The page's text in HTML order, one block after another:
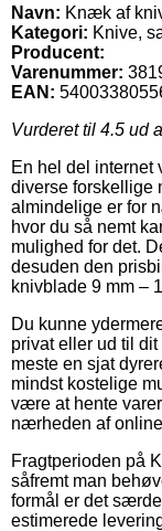
Navn: Knæk af
Kategori: Knive,
Producent:
Varenummer:
EAN:
Vurderet til 4.5 ud
En hel del internet
diverse forskellige
almindelige er for
hvor du så nemt
mulighed for det.
desuden den
knivblade 9 mm –
Du kunne
privat eller ud til
meste en sjat
mindst kostelige
være at hente
nærheden af
Fragtperioden på
såfremt man
formål er det
estimerede